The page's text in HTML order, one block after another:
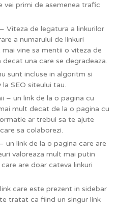
vei primi de asemenea trafic
Viteza de legatura a linkurilor
a numarului de linkuri
vine sa mentii o viteza de
una care se degradeaza.
sunt incluse in algoritm si
SEO siteului tau.
– un link de la o pagina cu
mult decat de la o pagina cu
ar trebui sa te ajute
sa colaborezi.
un link de la o pagina care are
valoreaza mult mai putin
are doar cateva linkuri
care este prezent in sidebar
tratat ca fiind un singur link